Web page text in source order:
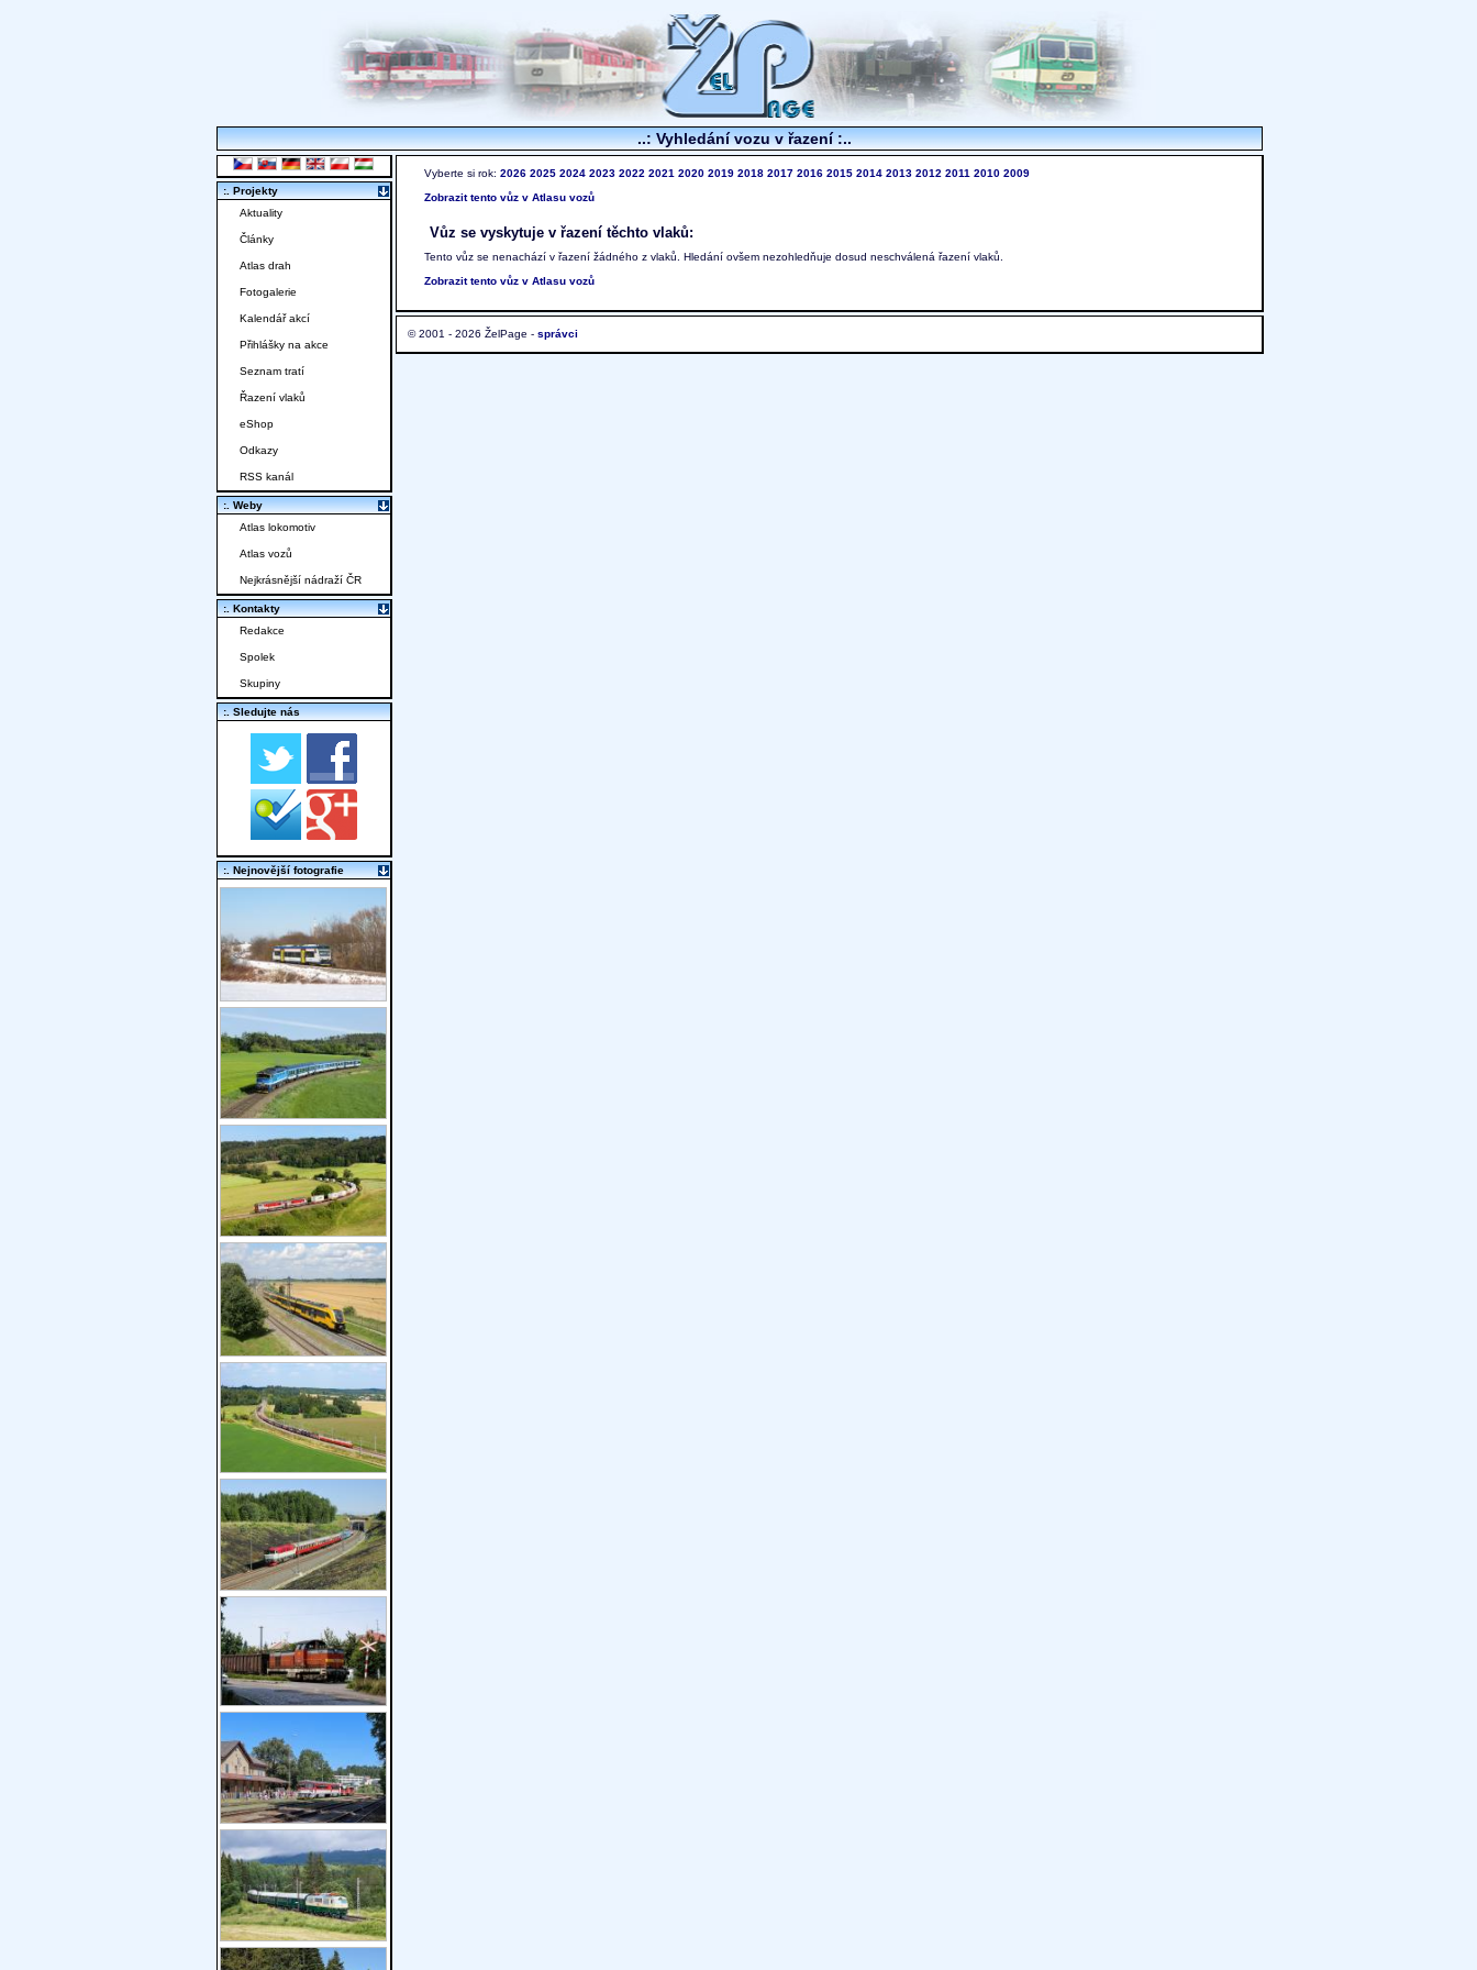
..: Vyhledání vozu v řazení :..
Vyberte si rok: 2026 2025 2024 2023 2022 2021 2020 2019 2018 2017 2016 2015 2014 2013 2012 2011 2010 2009
Zobrazit tento vůz v Atlasu vozů
Vůz se vyskytuje v řazení těchto vlaků:
Tento vůz se nenachází v řazení žádného z vlaků. Hledání ovšem nezohledňuje dosud neschválená řazení vlaků.
Zobrazit tento vůz v Atlasu vozů
© 2001 - 2026 ŽelPage - správci
:. Projekty
Aktuality
Články
Atlas drah
Fotogalerie
Kalendář akcí
Přihlášky na akce
Seznam tratí
Řazení vlaků
eShop
Odkazy
RSS kanál
:. Weby
Atlas lokomotiv
Atlas vozů
Nejkrásnější nádraží ČR
:. Kontakty
Redakce
Spolek
Skupiny
:. Sledujte nás
:. Nejnovější fotografie